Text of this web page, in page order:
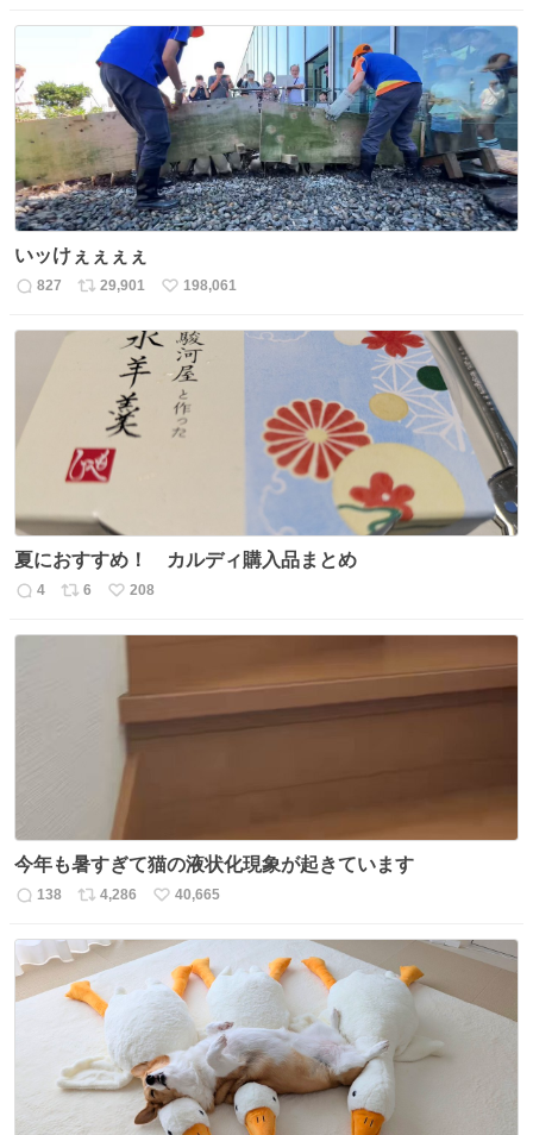
数
ね
数
いッけぇぇぇぇ
返
827
リ
29,901
い
ね
数
198,061
夏におすすめ！ カルディ購入品まとめ
返
4
リ
6
い
208
今年も暑すぎて猫の液状化現象が起きています
返
138
リ
ス
ト
数
4,286
い
ね
数
40,665